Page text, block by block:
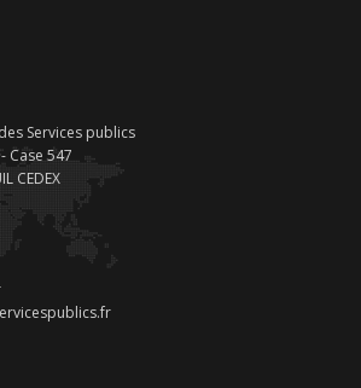
Services publics
Case 547
CEDEX